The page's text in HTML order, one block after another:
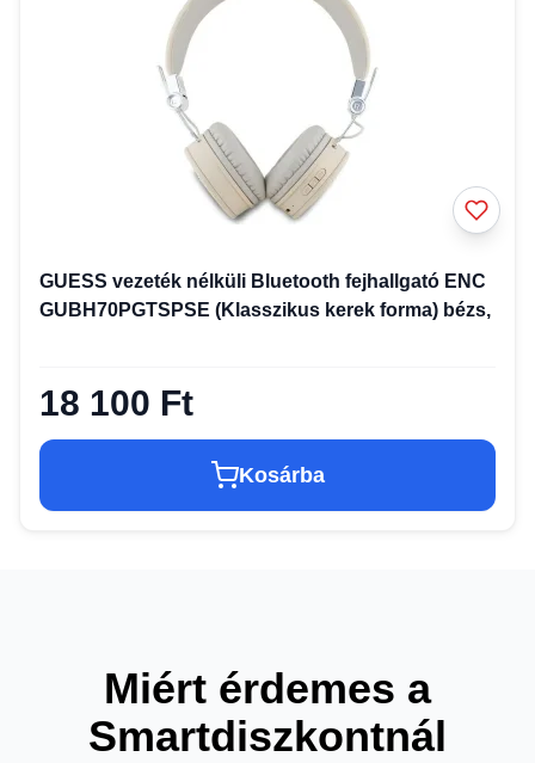
GUESS vezeték nélküli Bluetooth fejhallgató ENC
GUBH70PGTSPSE (Klasszikus kerek forma) bézs,
18 100 Ft
Kosárba
Miért érdemes a
Smartdiszkontnál